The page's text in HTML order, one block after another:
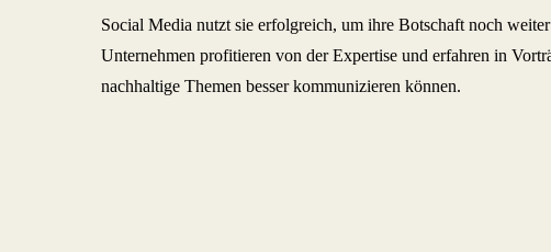
Social Media nutzt sie erfolgreich, um ihre Botschaft noch
Unternehmen profitieren von der Expertise und erfahren in
nachhaltige Themen besser kommunizieren können.